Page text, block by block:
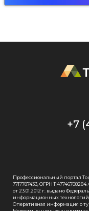
+7
Профессиональный портал
7717787433, ОГРН
от 23.01.2012 г. выдано
информационных
Оперативная информация о